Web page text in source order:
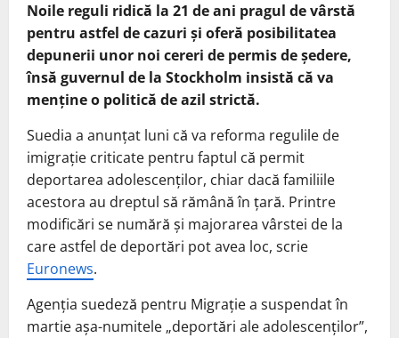
Noile reguli ridică la 21 de ani pragul de vârstă
pentru astfel de cazuri și oferă posibilitatea
depunerii unor noi cereri de permis de ședere,
însă guvernul de la Stockholm insistă că va
menține o politică de azil strictă.
Suedia a anunțat luni că va reforma regulile de
imigrație criticate pentru faptul că permit
deportarea adolescenților, chiar dacă familiile
acestora au dreptul să rămână în țară. Printre
modificări se numără și majorarea vârstei de la
care astfel de deportări pot avea loc, scrie
Euronews.
Agenția suedeză pentru Migrație a suspendat în
martie așa-numitele „deportări ale adolescenților”,